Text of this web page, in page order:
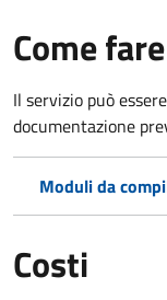
Come fare
Il servizio può
documentazione
Moduli da
Costi